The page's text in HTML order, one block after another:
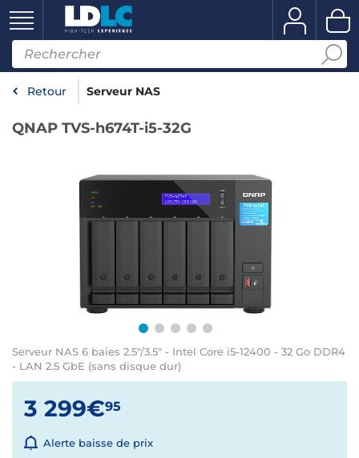
Retour Serveur NAS
QNAP TVS-h674T-i5-32G
Serveur NAS 6 baies 2.5"/3.5" - Intel Core i5-12400 - 32 Go DDR4
- LAN 2.5 GbE (sans disque dur)
3 299€95
Alerte baisse de prix